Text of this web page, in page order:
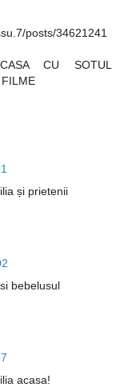
posts/34621241
CU SOTUL
FILME
și prietenii
bebelusul
acasa!